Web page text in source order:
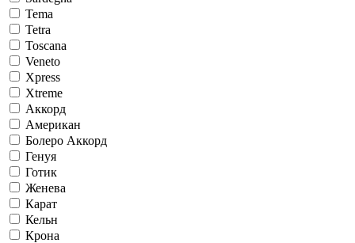
Tema
Tetra
Toscana
Veneto
Xpress
Xtreme
Аккорд
Американ
Болеро Аккорд
Генуя
Готик
Женева
Карат
Кельн
Крона